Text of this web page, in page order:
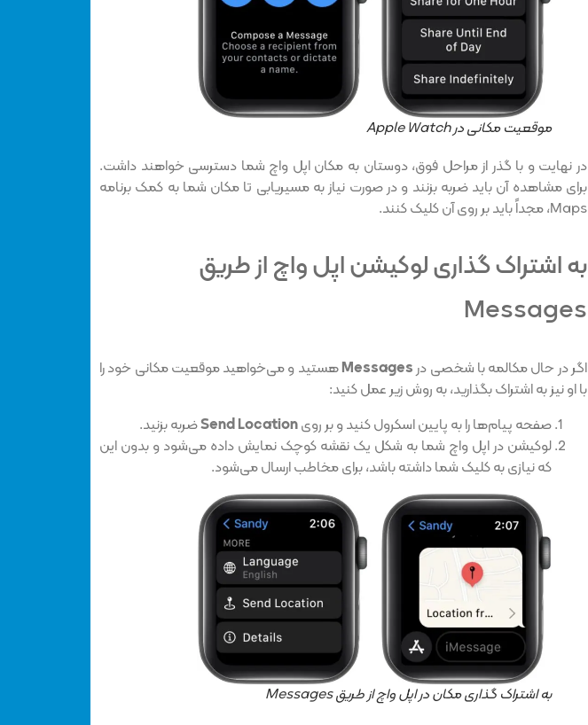
موقعیت مکانی در Apple Watch
در نهایت و با گذر از مراحل فوق، دوستان به مکان اپل واچ شما دسترسی خواهند داشت.
برای مشاهده آن باید ضربه بزنند و در صورت نیاز به مسیریابی تا مکان شما به کمک برنامه
Maps، مجداً باید بر روی آن کلیک کنند.
به اشتراک گذاری لوکیشن اپل واچ از طریق
Messages
اگر در حال مکالمه با شخصی درMessagesهستید و می‌خواهید موقعیت مکانی خود را
با او نیز به اشتراک بگذارید، به روش زیر عمل کنید:
صفحه پیام‌ها را به پایین اسکرول کنید و بر رویSend Locationضربه بزنید.
لوکیشن در اپل واچ شما به شکل یک نقشه کوچک نمایش داده می‌شود و بدون این
که نیازی به کلیک شما داشته باشد، برای مخاطب ارسال می‌شود.
به اشتراک گذاری مکان در اپل واچ از طریق Messages